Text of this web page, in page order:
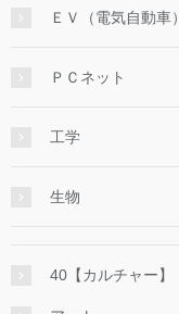
ＥＶ（電気自動車）
ＰＣネット
工学
生物
40【カルチャー】